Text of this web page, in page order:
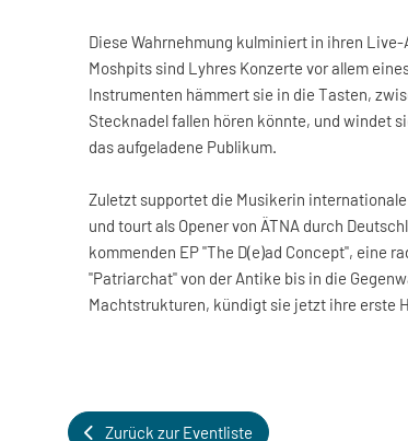
Diese Wahrnehmung kulminiert in ihren
Moshpits sind Lyhres Konzerte vor allem
Instrumenten hämmert sie in die Tasten,
Stecknadel fallen hören könnte, und windet
das aufgeladene Publikum.
Zuletzt supportet die Musikerin
und tourt als Opener von ÄTNA durch
kommenden EP "The D(e)ad Concept", eine
"Patriarchat" von der Antike bis in die
Machtstrukturen, kündigt sie jetzt ihre erste
Zurück zur Eventliste